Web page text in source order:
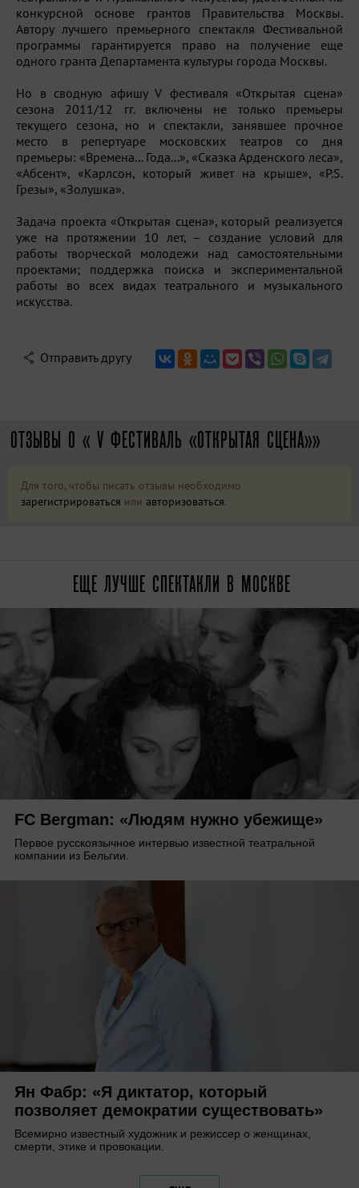
конкурсной основе грантов Правительства Москвы.
Автору лучшего премьерного спектакля Фестивальной
программы гарантируется право на получение еще
одного гранта Департамента культуры города Москвы.
Но в сводную афишу V фестиваля «Открытая сцена»
сезона 2011/12 гг. включены не только премьеры
текущего сезона, но и спектакли, занявшее прочное
место в репертуаре московских театров со дня
премьеры: «Времена... Года...», «Сказка Арденского леса»,
«Абсент», «Карлсон, который живет на крыше», «P.S.
Грезы», «Золушка».
Задача проекта «Открытая сцена», который реализуется
уже на протяжении 10 лет, – создание условий для
работы творческой молодежи над самостоятельными
проектами; поддержка поиска и экспериментальной
работы во всех видах театрального и музыкального
искусства.
Отправить другу
ОТЗЫВЫ О « V ФЕСТИВАЛЬ «ОТКРЫТАЯ СЦЕНА»»
Для того, чтобы писать отзывы необходимо
зарегистрироваться или авторизоваться.
ЕЩЕ ЛУЧШЕ СПЕКТАКЛИ В МОСКВЕ
FC Bergman: «Людям нужно убежище»
Первое русскоязычное интервью известной театральной
компании из Бельгии.
Ян Фабр: «Я диктатор, который
позволяет демократии существовать»
Всемирно известный художник и режиссер о женщинах,
смерти, этике и провокации.